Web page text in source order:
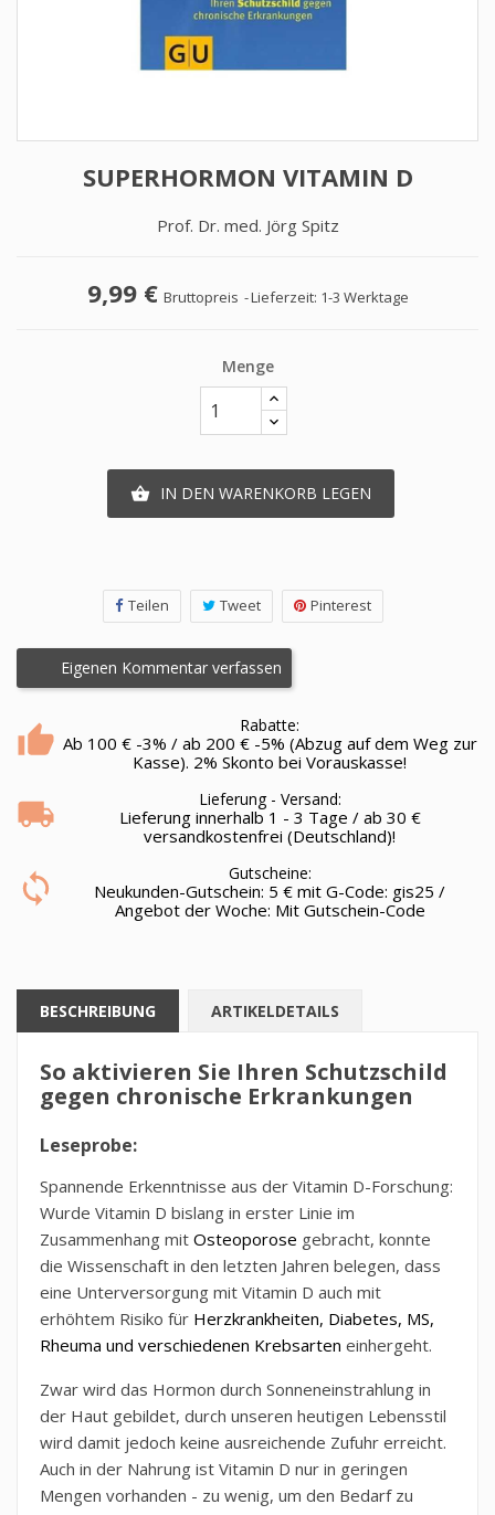
SUPERHORMON VITAMIN D
Prof. Dr. med. Jörg Spitz
9,99 € Bruttopreis Lieferzeit: 1-3 Werktage
Menge
 IN DEN WARENKORB LEGEN
Teilen Tweet Pinterest
Eigenen Kommentar verfassen
Rabatte:
Ab 100 € -3% / ab 200 € -5% (Abzug auf dem Weg zur
Kasse). 2% Skonto bei Vorauskasse!
Lieferung - Versand:
Lieferung innerhalb 1 - 3 Tage / ab 30 €
versandkostenfrei (Deutschland)!
Gutscheine:
Neukunden-Gutschein: 5 € mit G-Code: gis25 /
Angebot der Woche: Mit Gutschein-Code
BESCHREIBUNG ARTIKELDETAILS
So aktivieren Sie Ihren Schutzschild
gegen chronische Erkrankungen
Leseprobe:
Spannende Erkenntnisse aus der Vitamin D-Forschung:
Wurde Vitamin D bislang in erster Linie im
Zusammenhang mit Osteoporose gebracht, konnte
die Wissenschaft in den letzten Jahren belegen, dass
eine Unterversorgung mit Vitamin D auch mit
erhöhtem Risiko für Herzkrankheiten, Diabetes, MS,
Rheuma und verschiedenen Krebsarten einhergeht.
Zwar wird das Hormon durch Sonneneinstrahlung in
der Haut gebildet, durch unseren heutigen Lebensstil
wird damit jedoch keine ausreichende Zufuhr erreicht.
Auch in der Nahrung ist Vitamin D nur in geringen
Mengen vorhanden - zu wenig, um den Bedarf zu